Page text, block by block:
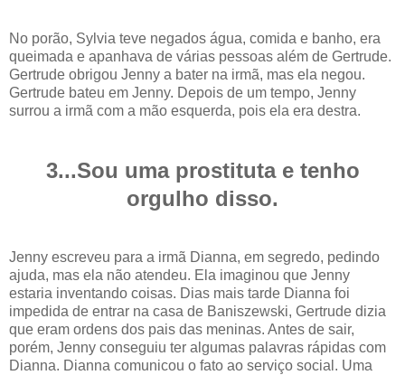
No porão, Sylvia teve negados água, comida e banho, era
queimada e apanhava de várias pessoas além de Gertrude.
Gertrude obrigou Jenny a bater na irmã, mas ela negou.
Gertrude bateu em Jenny. Depois de um tempo, Jenny
surrou a irmã com a mão esquerda, pois ela era destra.
3...Sou uma prostituta e tenho
orgulho disso.
Jenny escreveu para a irmã Dianna, em segredo, pedindo
ajuda, mas ela não atendeu. Ela imaginou que Jenny
estaria inventando coisas. Dias mais tarde Dianna foi
impedida de entrar na casa de Baniszewski, Gertrude dizia
que eram ordens dos pais das meninas. Antes de sair,
porém, Jenny conseguiu ter algumas palavras rápidas com
Dianna. Dianna comunicou o fato ao serviço social. Uma